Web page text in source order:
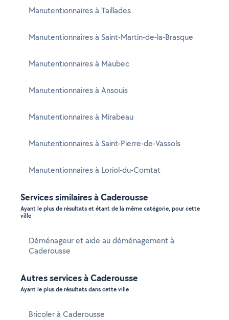
Manutentionnaires à Taillades
Manutentionnaires à Saint-Martin-de-la-Brasque
Manutentionnaires à Maubec
Manutentionnaires à Ansouis
Manutentionnaires à Mirabeau
Manutentionnaires à Saint-Pierre-de-Vassols
Manutentionnaires à Loriol-du-Comtat
Services similaires à Caderousse
Ayant le plus de résultats et étant de la même catégorie, pour cette
ville
Déménageur et aide au déménagement à
Caderousse
Autres services à Caderousse
Ayant le plus de résultats dans cette ville
Bricoler à Caderousse